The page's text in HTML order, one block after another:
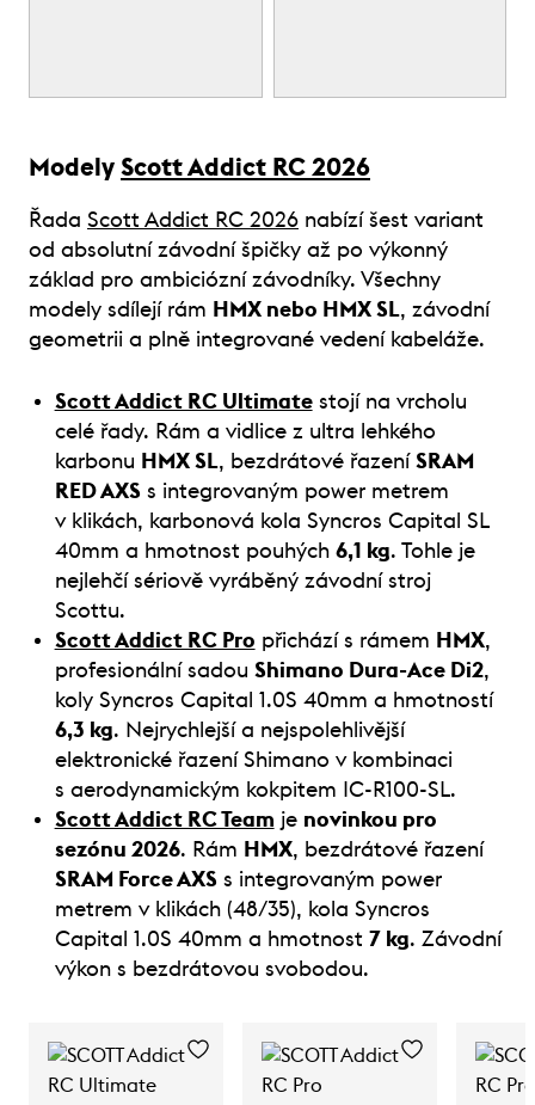
Modely Scott Addict RC 2026
Řada Scott Addict RC 2026 nabízí šest variant
od absolutní závodní špičky až po výkonný
základ pro ambiciózní závodníky. Všechny
modely sdílejí rám HMX nebo HMX SL, závodní
geometrii a plně integrované vedení kabeláže.
Scott Addict RC Ultimatestojí na vrcholu
celé řady. Rám a vidlice z ultra lehkého
karbonu HMX SL, bezdrátové řazení SRAM
RED AXSs integrovaným power metrem
v klikách, karbonová kola Syncros Capital SL
40mm a hmotnost pouhých 6,1 kg. Tohle je
nejlehčí sériově vyráběný závodní stroj
Scottu.
Scott Addict RC Pro přichází s rámem HMX,
profesionální sadou Shimano Dura-Ace Di2,
koly Syncros Capital 1.0S 40mm a hmotností
6,3 kg. Nejrychlejší a nejspolehlivější
elektronické řazení Shimano v kombinaci
s aerodynamickým kokpitem IC-R100-SL.
Scott Addict RC Team je novinkou pro
sezónu 2026. Rám HMX, bezdrátové řazení
SRAM Force AXSs integrovaným power
metrem v klikách (48/35), kola Syncros
Capital 1.0S 40mm a hmotnost 7 kg. Závodní
výkon s bezdrátovou svobodou.